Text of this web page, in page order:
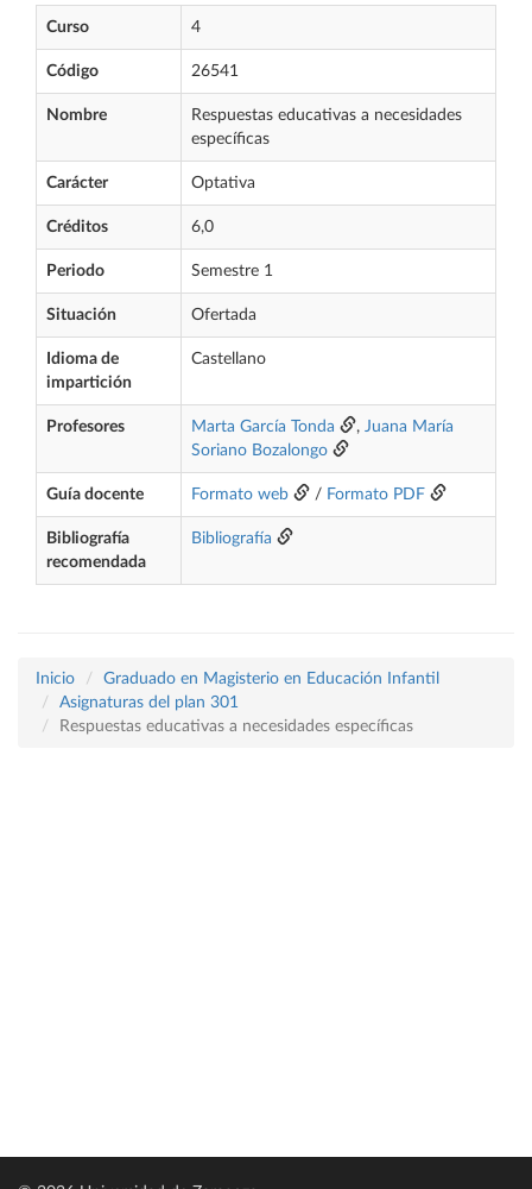
Curso 4
Código 26541
Nombre
Respuestas educativas a necesidades
específicas
Carácter Optativa
Créditos 6,0
Periodo Semestre 1
Situación Ofertada
Idioma de
impartición
Castellano
Profesores Marta García Tonda , Juana María
Soriano Bozalongo
Guía docente Formato web / Formato PDF
Bibliografía
recomendada
Bibliografía
Inicio
Graduado en Magisterio en Educación Infantil
Asignaturas del plan 301
Respuestas educativas a necesidades específicas